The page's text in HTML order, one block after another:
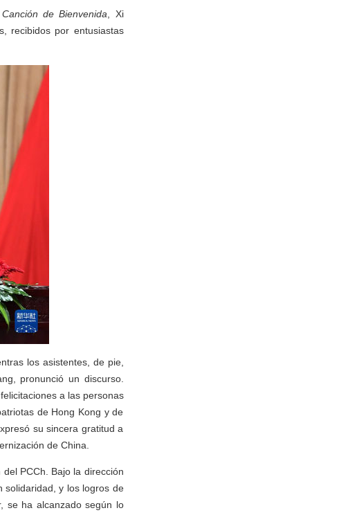
Canción de Bienvenida , Xi
recibidos por entusiastas
los asistentes, de pie,
pronunció un discurso.
a las personas
de Hong Kong y de
su sincera gratitud a
de China.
PCCh. Bajo la dirección
solidaridad, y los logros de
se ha alcanzado según lo